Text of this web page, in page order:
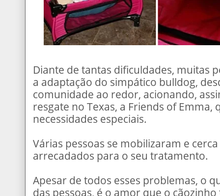
Diante de tantas dificuldades, muitas
a adaptação do simpático bulldog,
comunidade ao redor, acionando,
resgate no Texas, a Friends of
necessidades especiais.
Várias pessoas se mobilizaram e
arrecadados para o seu tratamento.
Apesar de todos esses problemas, o
das pessoas, é o amor que o